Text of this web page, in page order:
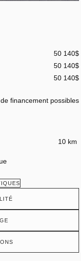
50 140$
50 140$
50 140$
financement possibles
10 km